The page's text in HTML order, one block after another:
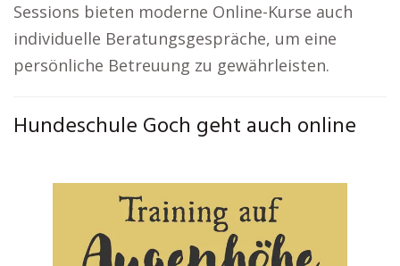
Sessions bieten moderne Online-Kurse auch
individuelle Beratungsgespräche, um eine
persönliche Betreuung zu gewährleisten.
Hundeschule Goch geht auch online